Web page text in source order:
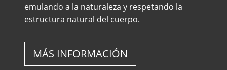
emulando a la naturaleza y respetando la
estructura natural del cuerpo.
MÁS INFORMACIÓN